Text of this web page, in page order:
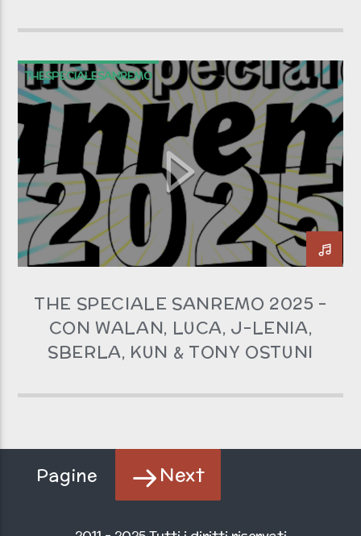
THESPECIALESANREMO
THE SPECIALE SANREMO 2025 –
CON WALAN, LUCA, J-LENIA,
SBERLA, KUN & TONY OSTUNI
Pagine Next